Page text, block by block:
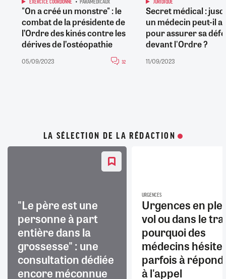
EXERCICE COORDONNÉ PARAMÉDICAUX
"On a créé un monstre" : le
combat de la présidente de
l’Ordre des kinés contre les
dérives de l’ostéopathie
05/09/2023 32
JURIDIQUE
Secret médical :
un médecin peut-il
pour assurer sa
devant l'Ordre ?
11/09/2023
LA SÉLECTION DE LA RÉDACTION
"Le père est une
personne à part
entière dans la
grossesse" : une
consultation dédiée
encore méconnue
URGENCES
Urgences en
vol ou dans le
pourquoi des
médecins
parfois à
à l'appel